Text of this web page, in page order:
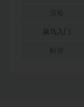
菜鸟入门